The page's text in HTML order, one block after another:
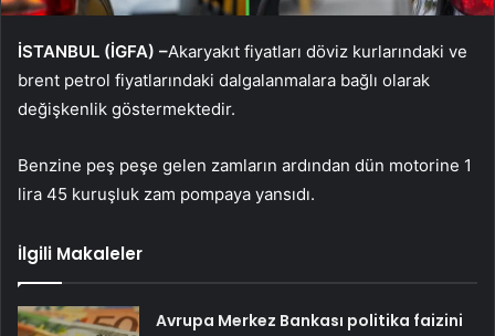
İSTANBUL (İGFA) –Akaryakıt fiyatları döviz kurlarındaki ve
brent petrol fiyatlarındaki dalgalanmalara bağlı olarak
değişkenlik göstermektedir.
Benzine peş peşe gelen zamların ardından dün motorine 1
lira 45 kuruşluk zam pompaya yansıdı.
İlgili Makaleler
Avrupa Merkez Bankası politika faizini